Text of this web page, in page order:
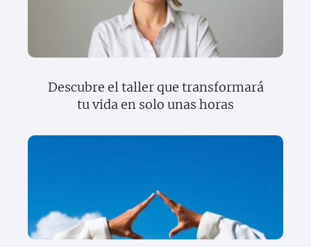
Descubre el taller que transformará
tu vida en solo unas horas